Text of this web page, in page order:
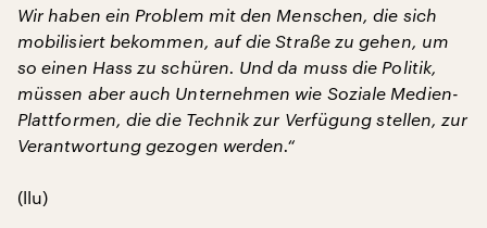
Wir haben ein Problem mit den Menschen, die sich
mobilisiert bekommen, auf die Straße zu gehen, um
so einen Hass zu schüren. Und da muss die Politik,
müssen aber auch Unternehmen wie Soziale Medien-
Plattformen, die die Technik zur Verfügung stellen, zur
Verantwortung gezogen werden.“
(llu)